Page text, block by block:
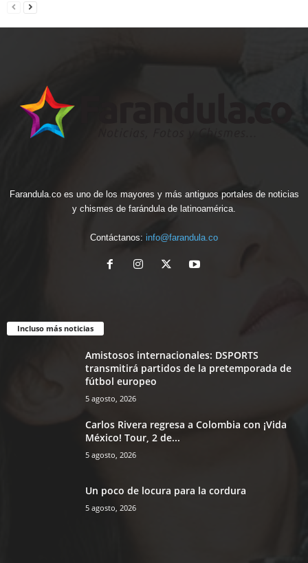
Farandula.co es uno de los mayores y más antiguos portales de noticias
y chismes de farándula de latinoamérica.
Contáctanos: info@farandula.co
Incluso más noticias
Amistosos internacionales: DSPORTS
transmitirá partidos de la pretemporada de
fútbol europeo
5 agosto, 2026
Carlos Rivera regresa a Colombia con ¡Vida
México! Tour, 2 de...
5 agosto, 2026
Un poco de locura para la cordura
5 agosto, 2026